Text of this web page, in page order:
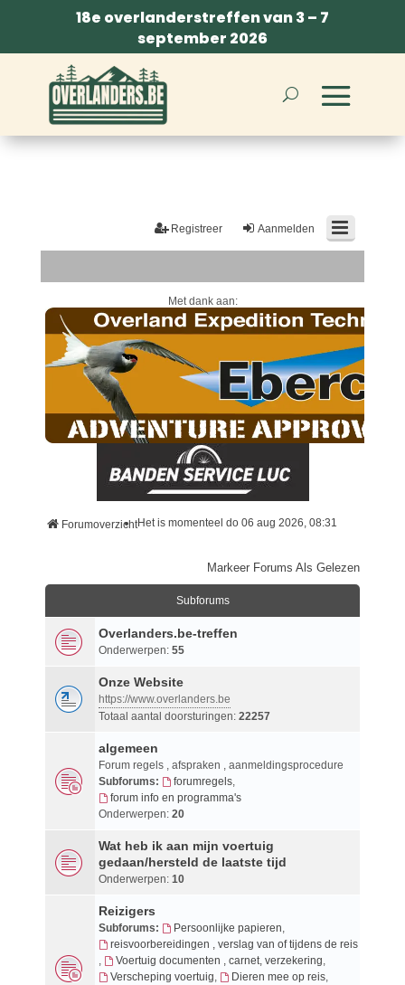
18e overlanderstreffen van 3 – 7
september 2026